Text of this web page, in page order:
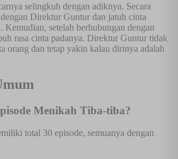
selingkuh dengan adiknya. Secara
Direktur Guntur dan jatuh cinta
Kemudian, setelah berhubungan dengan
rasa cinta padanya. Direktur Guntur tidak
orang dan tetap yakin kalau dirinya adalah
Menikah Tiba-tiba?
total 30 episode, semuanya dengan